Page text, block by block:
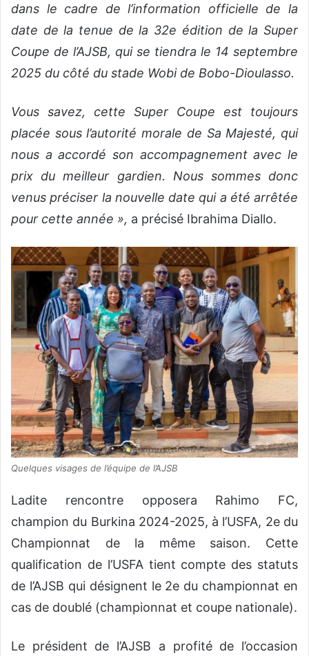
dans le cadre de l’information officielle de la
date de la tenue de la 32e édition de la Super
Coupe de l’AJSB, qui se tiendra le 14 septembre
2025 du côté du stade Wobi de Bobo-Dioulasso.
Vous savez, cette Super Coupe est toujours
placée sous l’autorité morale de Sa Majesté, qui
nous a accordé son accompagnement avec le
prix du meilleur gardien. Nous sommes donc
venus préciser la nouvelle date qui a été arrêtée
pour cette année », a précisé Ibrahima Diallo.
Quelques visages de l’équipe de l’AJSB
Ladite rencontre opposera Rahimo FC,
champion du Burkina 2024-2025, à l’USFA, 2e du
Championnat de la même saison. Cette
qualification de l’USFA tient compte des statuts
de l’AJSB qui désignent le 2e du championnat en
cas de doublé (championnat et coupe nationale).
Le président de l’AJSB a profité de l’occasion